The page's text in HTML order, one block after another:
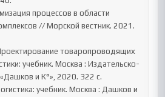
// Морской вестник. 2021.
учебник. Москва : Издательско-
и К°», 2020. 322 с.